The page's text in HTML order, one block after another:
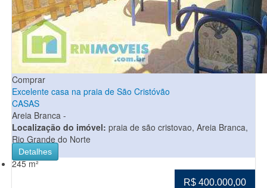
Comprar
Excelente casa na praia de São Cristóvão
CASAS
Areia Branca -
Localização do imóvel: praia de são cristovao, Areia Branca,
Rio Grande do Norte
Detalhes
245 m²
R$ 400.000,00